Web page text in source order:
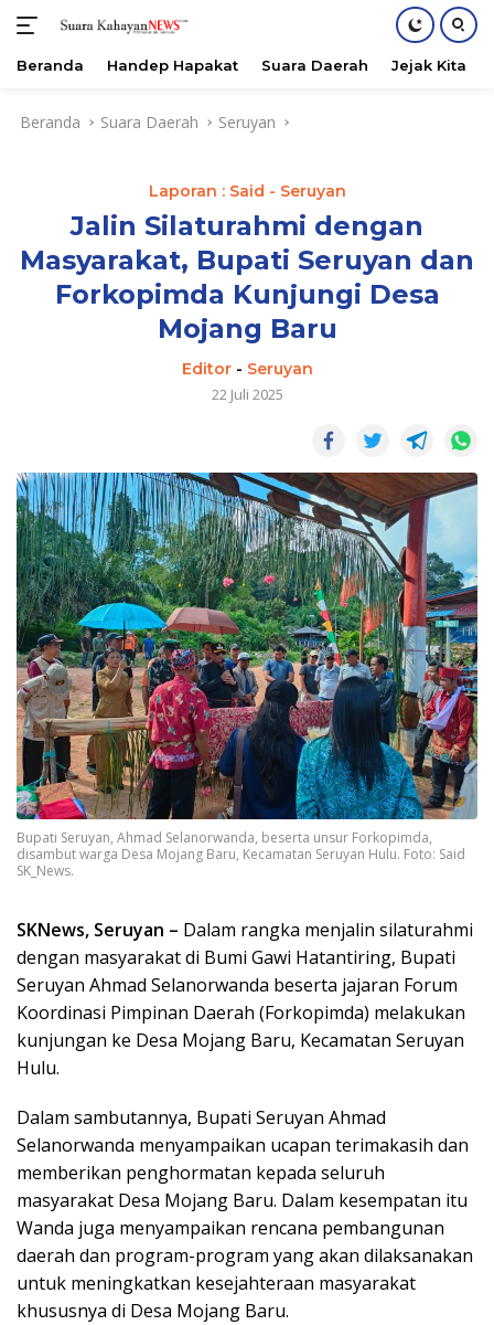
Beranda Handep Hapakat Suara Daerah Jejak Kita
Beranda Suara Daerah Seruyan
Laporan : Said - Seruyan
Jalin Silaturahmi dengan
Masyarakat, Bupati Seruyan dan
Forkopimda Kunjungi Desa
Mojang Baru
Editor- Seruyan
22 Juli 2025
Bupati Seruyan, Ahmad Selanorwanda, beserta unsur Forkopimda,
disambut warga Desa Mojang Baru, Kecamatan Seruyan Hulu. Foto: Said
SK_News.
SKNews, Seruyan – Dalam rangka menjalin silaturahmi
dengan masyarakat di Bumi Gawi Hatantiring, Bupati
Seruyan Ahmad Selanorwanda beserta jajaran Forum
Koordinasi Pimpinan Daerah (Forkopimda) melakukan
kunjungan ke Desa Mojang Baru, Kecamatan Seruyan
Hulu.
Dalam sambutannya, Bupati Seruyan Ahmad
Selanorwanda menyampaikan ucapan terimakasih dan
memberikan penghormatan kepada seluruh
masyarakat Desa Mojang Baru. Dalam kesempatan itu
Wanda juga menyampaikan rencana pembangunan
daerah dan program-program yang akan dilaksanakan
untuk meningkatkan kesejahteraan masyarakat
khususnya di Desa Mojang Baru.